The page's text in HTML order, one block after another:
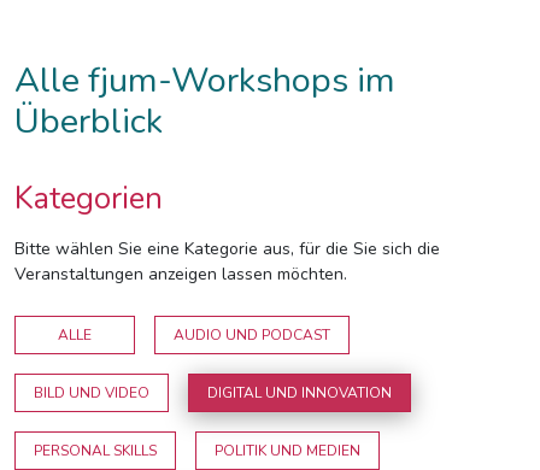
Alle fjum-Workshops im
Überblick
Kategorien
Bitte wählen Sie eine Kategorie aus, für die Sie sich die
Veranstaltungen anzeigen lassen möchten.
ALLE AUDIO UND PODCAST
BILD UND VIDEO DIGITAL UND INNOVATION
PERSONAL SKILLS POLITIK UND MEDIEN